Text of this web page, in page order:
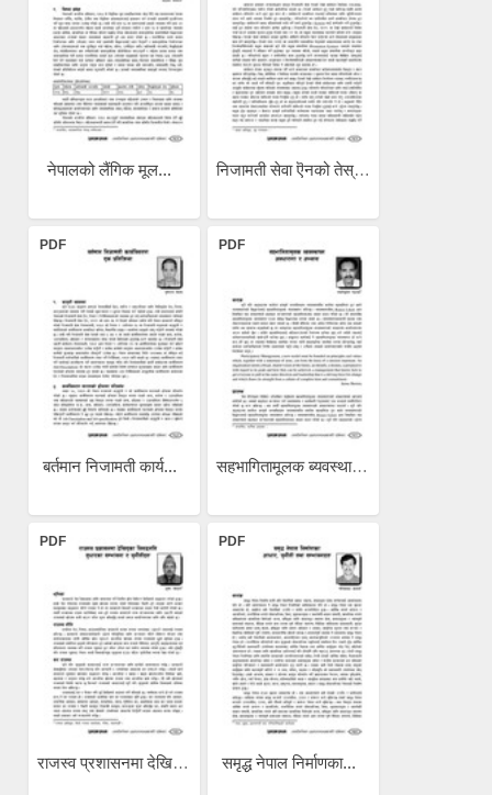
नेपालको लैंगिक मूल... निजामती सेवा ऎनको तेस्रो...
PDF
बर्तमान निजामती कार्य...
PDF
सहभागितामूलक ब्यवस्थापन :...
PDF
राजस्व प्रशासनमा देखिएको...
PDF
समृद्ध नेपाल निर्माणका...